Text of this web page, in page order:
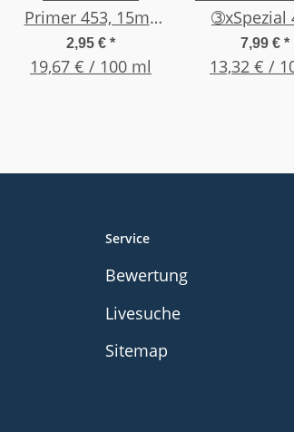
Primer 453, 15ml,
Pinselflasche
2,95 € *
19,67 € / 100 ml
➂xSpezial
Serie
7,99 € *
13,32 € /
Service
Bewertung
Livesuche
Sitemap